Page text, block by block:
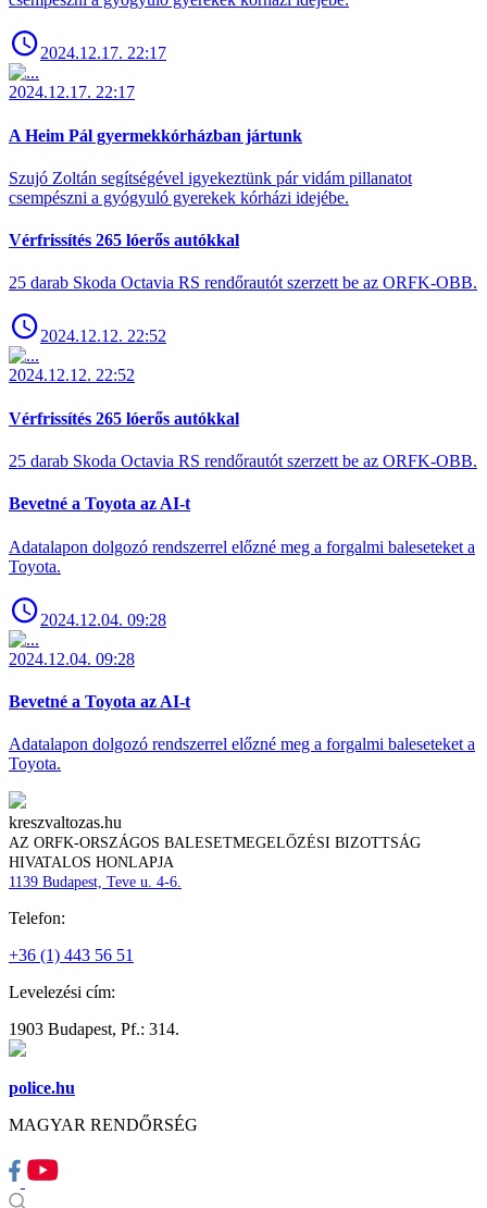
2024.12.17. 22:17
2024.12.17. 22:17
A Heim Pál gyermekkórházban jártunk
Szujó Zoltán segítségével igyekeztünk pár vidám pillanatot
csempészni a gyógyuló gyerekek kórházi idejébe.
Vérfrissítés 265 lóerős autókkal
25 darab Skoda Octavia RS rendőrautót szerzett be az ORFK-OBB.
2024.12.12. 22:52
2024.12.12. 22:52
Vérfrissítés 265 lóerős autókkal
25 darab Skoda Octavia RS rendőrautót szerzett be az ORFK-OBB.
Bevetné a Toyota az AI-t
Adatalapon dolgozó rendszerrel előzné meg a forgalmi baleseteket a
Toyota.
2024.12.04. 09:28
2024.12.04. 09:28
Bevetné a Toyota az AI-t
Adatalapon dolgozó rendszerrel előzné meg a forgalmi baleseteket a
Toyota.
kreszvaltozas.hu
AZ ORFK-ORSZÁGOS BALESETMEGELŐZÉSI BIZOTTSÁG
HIVATALOS HONLAPJA
1139 Budapest, Teve u. 4-6.
Telefon:
+36 (1) 443 56 51
Levelezési cím:
1903 Budapest, Pf.: 314.
police.hu
MAGYAR RENDŐRSÉG